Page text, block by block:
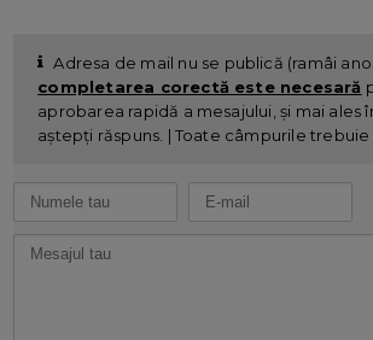
Adresa de mail nu se publică (ramâi
completarea corectă este necesară
aprobarea rapidă a mesajului, și mai ales
aștepți răspuns. | Toate câmpurile